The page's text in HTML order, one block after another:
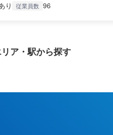
り 従業員数 96
ア・駅から探す